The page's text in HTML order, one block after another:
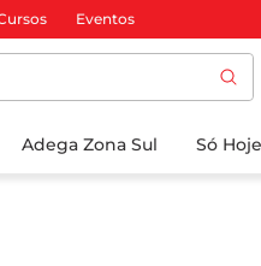
Eventos
Adega Zona Sul Só Hoje